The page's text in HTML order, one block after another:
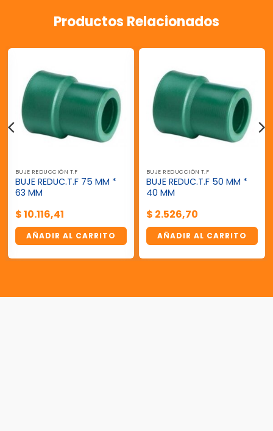
Productos Relacionados
BUJE REDUCCIÓN T.F
BUJE REDUC.T.F 75 MM *
63 MM
$10.116,41
AÑADIR AL CARRITO
BUJE REDUCCIÓN T.F
BUJE REDUC.T.F 50 MM *
40 MM
$ 2.526,70
AÑADIR AL CARRITO